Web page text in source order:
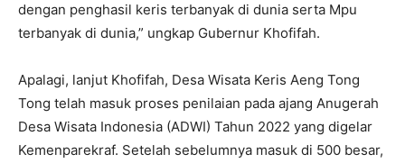
dengan penghasil keris terbanyak di dunia serta Mpu
terbanyak di dunia,” ungkap Gubernur Khofifah.
Apalagi, lanjut Khofifah, Desa Wisata Keris Aeng Tong
Tong telah masuk proses penilaian pada ajang Anugerah
Desa Wisata Indonesia (ADWI) Tahun 2022 yang digelar
Kemenparekraf. Setelah sebelumnya masuk di 500 besar,